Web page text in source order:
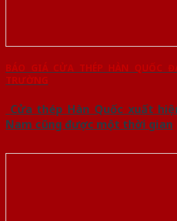
BÁO GIÁ CỬA THÉP HÀN QUỐC
TRƯỜNG
Cửa thép Hàn Quốc xuất
Nam cũng được một thời gian